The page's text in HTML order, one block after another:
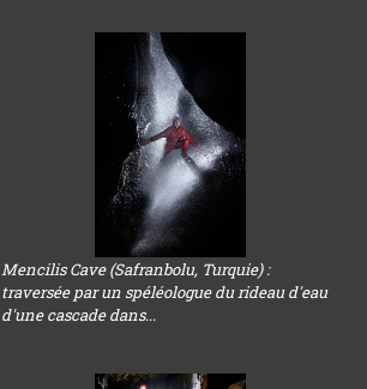
Mencilis Cave (Safranbolu, Turquie) :
traversée par un spéléologue du rideau d'eau
d'une cascade dans...